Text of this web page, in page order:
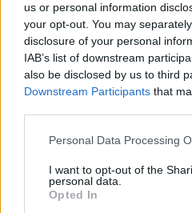
us or personal information
your opt-out. You may
disclosure of your personal
IAB’s list of downstream
also be disclosed by us to third
Downstream Participants that
Please note that this website/
not limited to your visit or usage
grant or deny consent to
use your data for below
Personal Data Processing
I want to opt-out of the
personal data.
Opted In